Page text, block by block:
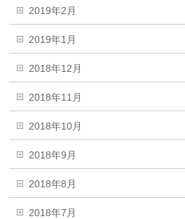
2019年2月
2019年1月
2018年12月
2018年11月
2018年10月
2018年9月
2018年8月
2018年7月